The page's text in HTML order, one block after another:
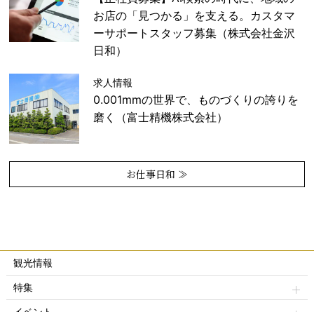
お店の「見つかる」を支える。カスタマ
ーサポートスタッフ募集（株式会社金沢
日和）
求人情報
0.001mmの世界で、ものづくりの誇りを
磨く（富士精機株式会社）
お仕事日和 ≫
観光情報
特集